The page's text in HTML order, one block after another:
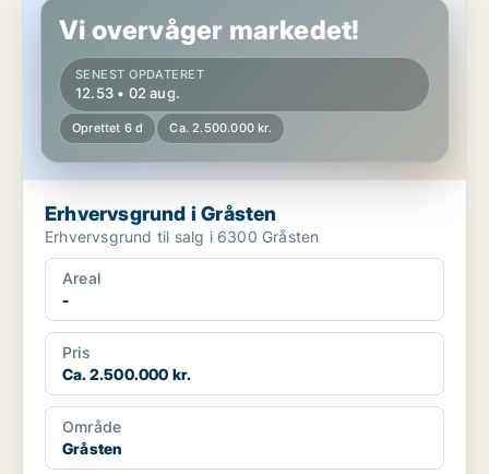
Vi overvåger markedet!
SENEST OPDATERET
12.53 • 02 aug.
Oprettet 6 d Ca. 2.500.000 kr.
Erhvervsgrund i Gråsten
Erhvervsgrund til salg i 6300 Gråsten
Areal
-
Pris
Ca. 2.500.000 kr.
Område
Gråsten